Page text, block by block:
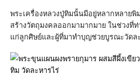
พระเครื่องหลวงปู่ทิมนั้นมีอยู่หลากหลาย
สร้างวัตถุมงคลออกมามากมาย ในช่วงที่
แก่ลูกศิษย์และผู้ที่มาทำบุญช่วยบูรณะวัดล